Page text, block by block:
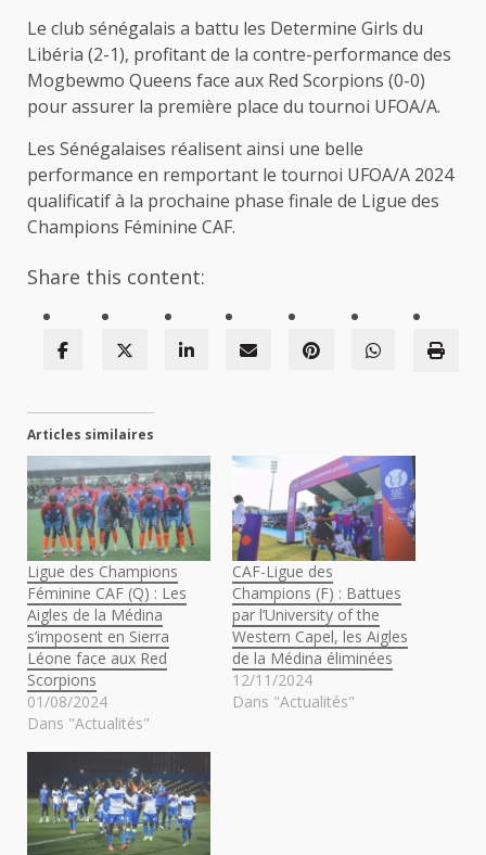
Le club sénégalais a battu les Determine Girls du
Libéria (2-1), profitant de la contre-performance des
Mogbewmo Queens face aux Red Scorpions (0-0)
pour assurer la première place du tournoi UFOA/A.
Les Sénégalaises réalisent ainsi une belle
performance en remportant le tournoi UFOA/A 2024
qualificatif à la prochaine phase finale de Ligue des
Champions Féminine CAF.
Share this content:
Articles similaires
Ligue des Champions
Féminine CAF (Q) : Les
Aigles de la Médina
s’imposent en Sierra
Léone face aux Red
Scorpions
01/08/2024
Dans "Actualités"
CAF-Ligue des
Champions (F) : Battues
par l’University of the
Western Capel, les Aigles
de la Médina éliminées
12/11/2024
Dans "Actualités"